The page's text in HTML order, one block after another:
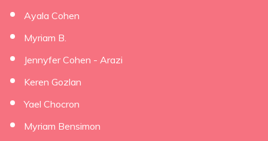
Ayala Cohen
Myriam B.
Jennyfer Cohen - Arazi
Keren Gozlan
Yael Chocron
Myriam Bensimon